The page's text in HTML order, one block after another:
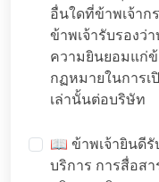
อื่นใดที่ข้าพเจ้าก
ข้าพเจ้ารับรองว่
ความยินยอมแก่
กฏหมายในการ
เล่านั้นต่อบริษัท
📖 ข้าพเจ้ายินดี
บริการ การสื่อส